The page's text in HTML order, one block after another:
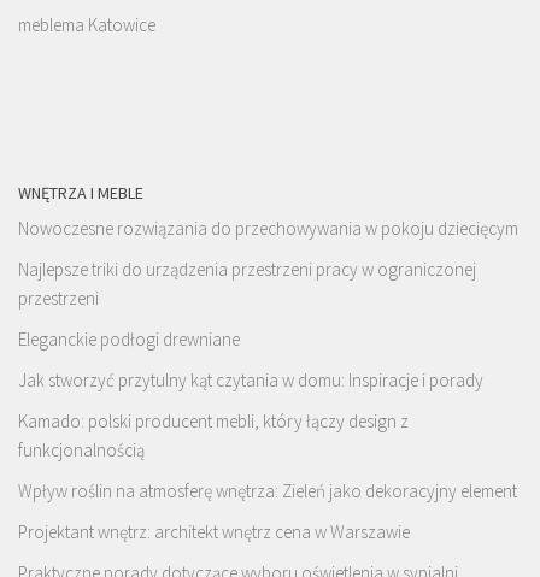
meblema Katowice
WNĘTRZA I MEBLE
Nowoczesne rozwiązania do przechowywania w pokoju dziecięcym
Najlepsze triki do urządzenia przestrzeni pracy w ograniczonej
przestrzeni
Eleganckie podłogi drewniane
Jak stworzyć przytulny kąt czytania w domu: Inspiracje i porady
Kamado: polski producent mebli, który łączy design z
funkcjonalnością
Wpływ roślin na atmosferę wnętrza: Zieleń jako dekoracyjny element
Projektant wnętrz: architekt wnętrz cena w Warszawie
Praktyczne porady dotyczące wyboru oświetlenia w sypialni